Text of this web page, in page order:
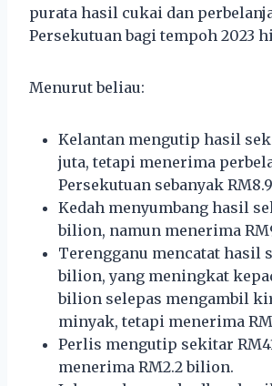
purata hasil cukai dan
Persekutuan bagi tempoh 2023
Menurut beliau:
Kelantan mengutip hasil
juta, tetapi menerima
Persekutuan sebanyak
Kedah menyumbang hasil
bilion, namun menerima
Terengganu mencatat hasil
bilion, yang meningkat
bilion selepas mengambil
minyak, tetapi menerima
Perlis mengutip sekitar
menerima RM2.2 bilion.